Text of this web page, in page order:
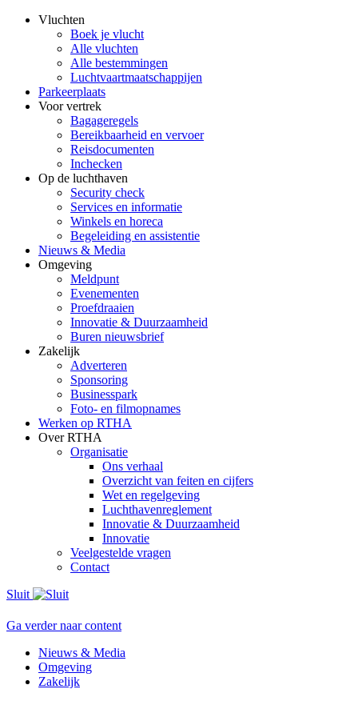
Vluchten
Boek je vlucht
Alle vluchten
Alle bestemmingen
Luchtvaartmaatschappijen
Parkeerplaats
Voor vertrek
Bagageregels
Bereikbaarheid en vervoer
Reisdocumenten
Inchecken
Op de luchthaven
Security check
Services en informatie
Winkels en horeca
Begeleiding en assistentie
Nieuws & Media
Omgeving
Meldpunt
Evenementen
Proefdraaien
Innovatie & Duurzaamheid
Buren nieuwsbrief
Zakelijk
Adverteren
Sponsoring
Businesspark
Foto- en filmopnames
Werken op RTHA
Over RTHA
Organisatie
Ons verhaal
Overzicht van feiten en cijfers
Wet en regelgeving
Luchthavenreglement
Innovatie & Duurzaamheid
Innovatie
Veelgestelde vragen
Contact
Sluit
Ga verder naar content
Nieuws & Media
Omgeving
Zakelijk